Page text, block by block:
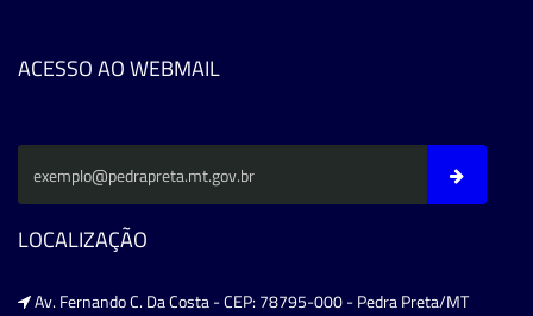
ACESSO AO WEBMAIL
LOCALIZAÇÃO
Av. Fernando C. Da Costa - CEP: 78795-000 - Pedra Preta/MT